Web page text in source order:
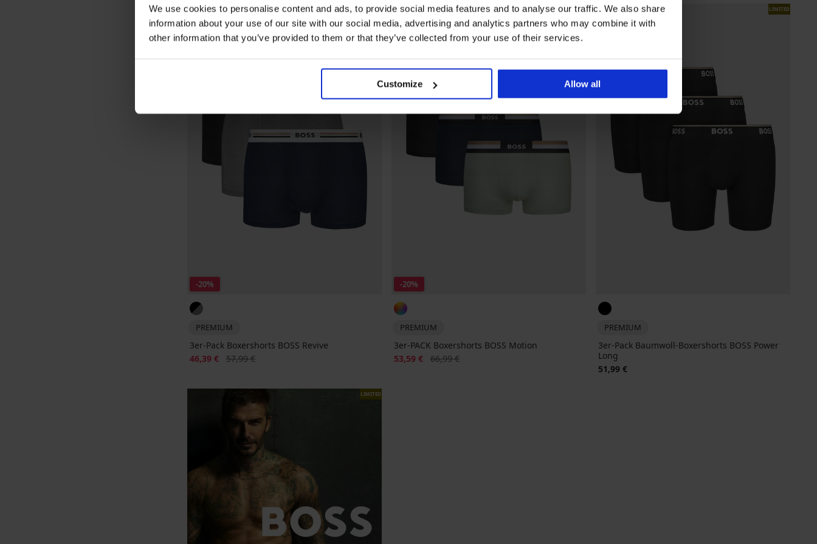
We use cookies to personalise content and ads, to provide social media features and to analyse our traffic. We also share
information about your use of our site with our social media, advertising and analytics partners who may combine it with
other information that you’ve provided to them or that they’ve collected from your use of their services.
Customize Allow all
LIMITED
-20%
PREMIUM
3er-Pack Boxershorts BOSS Revive
Rabatt
46,39 € Alter Preis
57,99 €
LIMITED
-20%
PREMIUM
3er-PACK Boxershorts BOSS Motion
Rabatt
53,59 € Alter Preis
66,99 €
LIMITED
PREMIUM
3er-Pack Baumwoll-Boxershorts BOSS Power
Long
51,99 €
LIMITED